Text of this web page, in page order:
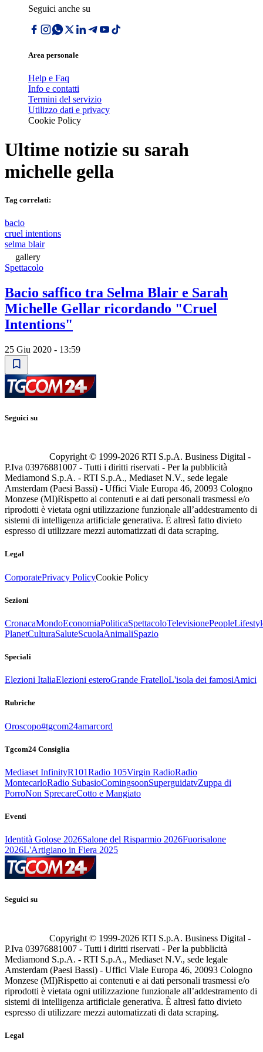
Seguici anche su
Area personale
Help e Faq
Info e contatti
Termini del servizio
Utilizzo dati e privacy
Cookie Policy
Ultime notizie su sarah
michelle gella
Tag correlati:
bacio
cruel intentions
selma blair
gallery
Spettacolo
Bacio saffico tra Selma Blair e Sarah
Michelle Gellar ricordando "Cruel
Intentions"
25 Giu 2020 - 13:59
Seguici su
Copyright © 1999-2026 RTI S.p.A. Business Digital -
P.Iva 03976881007 - Tutti i diritti riservati - Per la pubblicità
Mediamond S.p.A. - RTI S.p.A., Mediaset N.V., sede legale
Amsterdam (Paesi Bassi) - Uffici Viale Europa 46, 20093 Cologno
Monzese (MI)Rispetto ai contenuti e ai dati personali trasmessi e/o
riprodotti è vietata ogni utilizzazione funzionale all’addestramento di
sistemi di intelligenza artificiale generativa. È altresì fatto divieto
espresso di utilizzare mezzi automatizzati di data scraping.
Legal
CorporatePrivacy PolicyCookie Policy
Sezioni
CronacaMondoEconomiaPoliticaSpettacoloTelevisionePeople
PlanetCulturaSaluteScuolaAnimaliSpazio
Speciali
Elezioni ItaliaElezioni esteroGrande FratelloL'isola dei famosiAmici
Rubriche
Oroscopo#tgcom24amarcord
Tgcom24 Consiglia
Mediaset InfinityR101Radio 105Virgin RadioRadio
MontecarloRadio SubasioComingsoonSuperguidatvZuppa di
PorroNon SprecareCotto e Mangiato
Eventi
Identità Golose 2026Salone del Risparmio 2026Fuorisalone
2026L'Artigiano in Fiera 2025
Seguici su
Copyright © 1999-2026 RTI S.p.A. Business Digital -
P.Iva 03976881007 - Tutti i diritti riservati - Per la pubblicità
Mediamond S.p.A. - RTI S.p.A., Mediaset N.V., sede legale
Amsterdam (Paesi Bassi) - Uffici Viale Europa 46, 20093 Cologno
Monzese (MI)Rispetto ai contenuti e ai dati personali trasmessi e/o
riprodotti è vietata ogni utilizzazione funzionale all’addestramento di
sistemi di intelligenza artificiale generativa. È altresì fatto divieto
espresso di utilizzare mezzi automatizzati di data scraping.
Legal